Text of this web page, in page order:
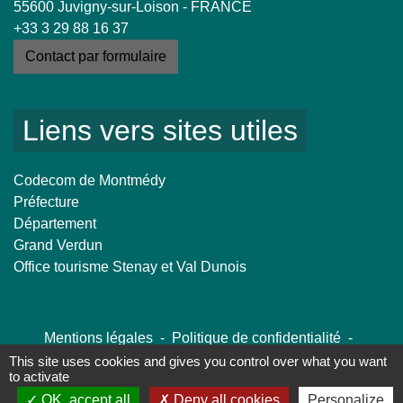
55600 Juvigny-sur-Loison - FRANCE
+33 3 29 88 16 37
Contact par formulaire
Liens vers sites utiles
Codecom de Montmédy
Préfecture
Département
Grand Verdun
Office tourisme Stenay et Val Dunois
Mentions légales - Politique de confidentialité -
Accessibilité - Plan du site - Gestion des cookies
This site uses cookies and gives you control over what you want
to activate
OK, accept all
Deny all cookies Personalize